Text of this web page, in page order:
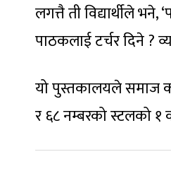
लगत्तै ती विद्यार्थीले
पाठकलाई टर्चर दिने ?
यो पुस्तकालयले समाज
र ६८ नम्बरको स्टलको १